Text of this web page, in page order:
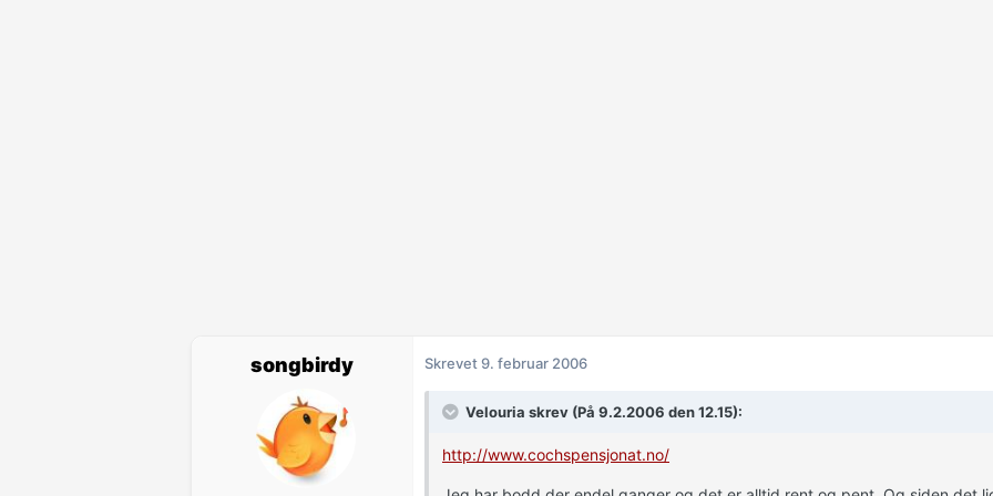
songbirdy Skrevet9. februar 2006
Velouria skrev (På 9.2.2006 den 12.15):
http://www.cochspensjonat.no/